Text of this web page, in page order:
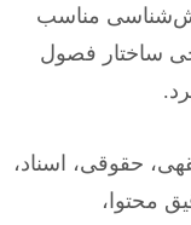
مناسب
ساختار فصول
حقوقی، اسناد،
محتوا،